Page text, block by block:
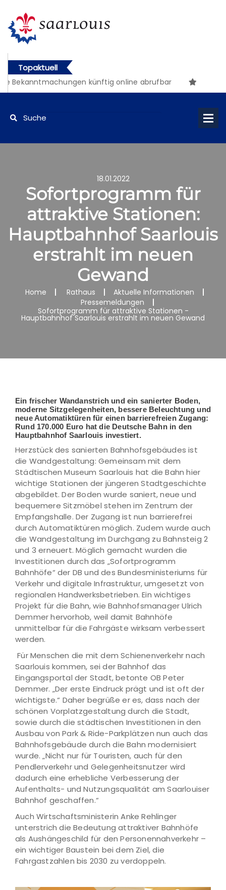
Topaktuell
künftig online abrufbar
18.01.2022
Sofortprogramm für
attraktive Stationen:
Hauptbahnhof Saarlouis
erstrahlt im neuen
Gewand
Home Rathaus
Aktuelle Informationen
Pressemeldungen
Sofortprogramm für attraktive Stationen -
Hauptbahnhof Saarlouis erstrahlt im neuen Gewand
Ein frischer Wandanstrich und ein sanierter Boden,
moderne Sitzgelegenheiten, bessere Beleuchtung und
neue Automatiktüren für einen barrierefreien Zugang:
Rund 170.000 Euro hat die Deutsche Bahn in den
Hauptbahnhof Saarlouis investiert.
Herzstück des sanierten Bahnhofsgebäudes ist
die Wandgestaltung: Gemeinsam mit dem
Städtischen Museum Saarlouis hat die Bahn hier
wichtige Stationen der jüngeren Stadtgeschichte
abgebildet. Der Boden wurde saniert, neue und
bequemere Sitzmöbel stehen im Zentrum der
Empfangshalle. Der Zugang ist nun barrierefrei
durch Automatiktüren möglich. Zudem wurde auch
die Wandgestaltung im Durchgang zu Bahnsteig 2
und 3 erneuert. Möglich gemacht wurden die
Investitionen durch das „Sofortprogramm
Bahnhöfe“ der DB und des Bundesministeriums für
Verkehr und digitale Infrastruktur, umgesetzt von
regionalen Handwerksbetrieben. Ein wichtiges
Projekt für die Bahn, wie Bahnhofsmanager Ulrich
Demmer hervorhob, weil damit Bahnhöfe
unmittelbar für die Fahrgäste wirksam verbessert
werden.
Für Menschen die mit dem Schienenverkehr nach
Saarlouis kommen, sei der Bahnhof das
Eingangsportal der Stadt, betonte OB Peter
Demmer. „Der erste Eindruck prägt und ist oft der
wichtigste.“ Daher begrüße er es, dass nach der
schönen Vorplatzgestaltung durch die Stadt,
sowie durch die städtischen Investitionen in den
Ausbau von Park & Ride-Parkplätzen nun auch das
Bahnhofsgebäude durch die Bahn modernisiert
wurde. „Nicht nur für Touristen, auch für den
Pendlerverkehr und Gelegenheitsnutzer wird
dadurch eine erhebliche Verbesserung der
Aufenthalts- und Nutzungsqualität am Saarlouiser
Bahnhof geschaffen.“
Auch Wirtschaftsministerin Anke Rehlinger
unterstrich die Bedeutung attraktiver Bahnhöfe
als Aushängeschild für den Personennahverkehr –
ein wichtiger Baustein bei dem Ziel, die
Fahrgastzahlen bis 2030 zu verdoppeln.